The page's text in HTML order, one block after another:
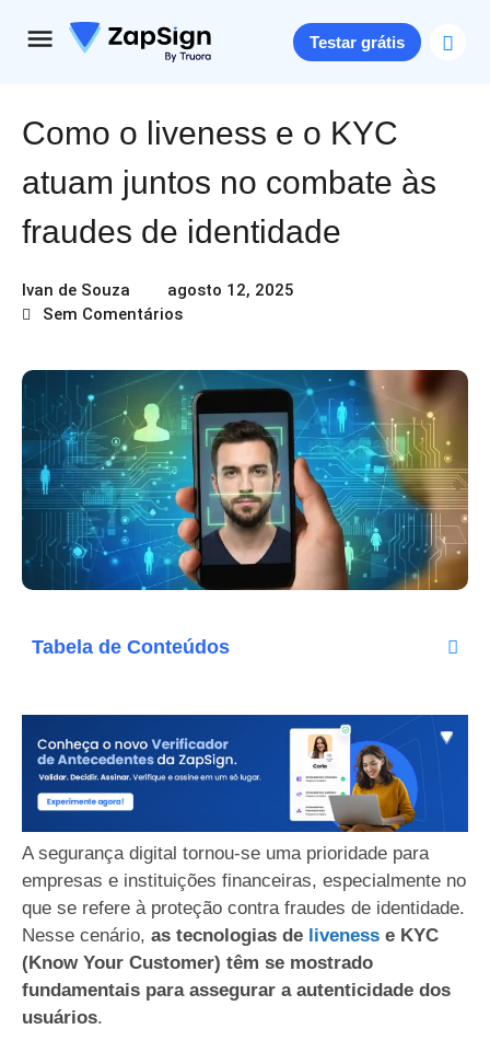
Testar grátis
Como o liveness e o KYC
atuam juntos no combate às
fraudes de identidade
Ivan de Souza
agosto 12, 2025
Sem Comentários
Tabela de Conteúdos
A segurança digital tornou-se uma prioridade para
empresas e instituições financeiras, especialmente no
que se refere à proteção contra fraudes de identidade.
Nesse cenário, as tecnologias de liveness e KYC
(Know Your Customer) têm se mostrado
fundamentais para assegurar a autenticidade dos
usuários.